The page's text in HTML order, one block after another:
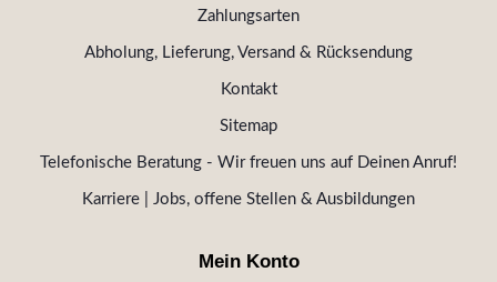
Zahlungsarten
Abholung, Lieferung, Versand & Rücksendung
Kontakt
Sitemap
Telefonische Beratung - Wir freuen uns auf Deinen Anruf!
Karriere | Jobs, offene Stellen & Ausbildungen
Mein Konto